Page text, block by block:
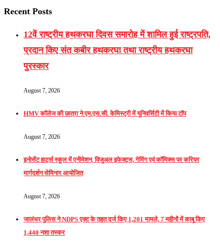
Recent Posts
12वें राष्ट्रीय हथकरघा दिवस समारोह में शामिल हुई राष्ट्रपति,
प्रदान किए संत कबीर हथकरघा तथा राष्ट्रीय हथकरघा
पुरस्कार
August 7, 2026
HMV कॉलेज की छात्रा ने एम.एस.सी. केमिस्ट्री में यूनिवर्सिटी में किया टॉप
August 7, 2026
इनोसेंट हार्ट्स स्कूल में एनीमेशन, विजुअल इफेक्ट्स, गेमिंग एवं कॉमिक्स पर करियर
मार्गदर्शन सेमिनार आयोजित
August 7, 2026
जालंधर पुलिस ने NDPS एक्ट के तहत दर्ज किए 1,201 मामले, 7 महीनों में काबू किए
1,440 नशा तस्कर